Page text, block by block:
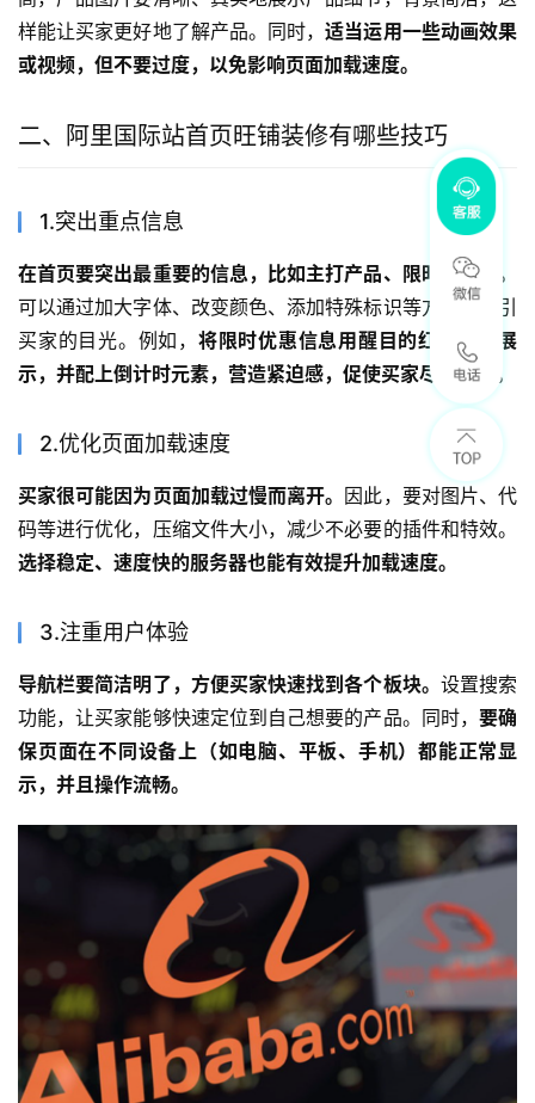
样能让买家更好地了解产品。同时，适当运用一些动画效果
或视频，但不要过度，以免影响页面加载速度。
二、阿里国际站首页旺铺装修有哪些技巧
1.突出重点信息
在首页要突出最重要的信息，比如主打产品、限时优惠等。
可以通过加大字体、改变颜色、添加特殊标识等方式来吸引
买家的目光。例如， 将限时优惠信息用醒目的红色字体展
示，并配上倒计时元素，营造紧迫感，促使买家尽快行动。
2.优化页面加载速度
买家很可能因为页面加载过慢而离开。 因此，要对图片、代
码等进行优化，压缩文件大小，减少不必要的插件和特效。
选择稳定、速度快的服务器也能有效提升加载速度。
3.注重用户体验
导航栏要简洁明了，方便买家快速找到各个板块。 设置搜索
功能，让买家能够快速定位到自己想要的产品。同时， 要确
保页面在不同设备上（如电脑、平板、手机）都能正常显
示，并且操作流畅。